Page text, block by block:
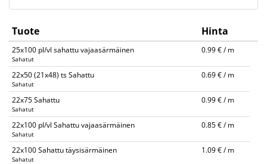
Tuote Hinta
25x100 pl/vl sahattu vajaasärmäinen
Sahatut
0.99 € / m
22x50 (21x48) ts Sahattu
Sahatut
0.69 € / m
22x75 Sahattu
Sahatut
0.99 € / m
22x100 pl/vl Sahattu vajaasärmäinen
Sahatut
0.85 € / m
22x100 Sahattu täysisärmäinen
Sahatut
1.09 € / m